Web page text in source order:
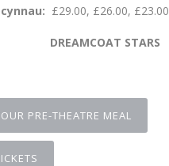
£29.00, £26.00, £23.00
DREAMCOAT STARS
PRE-THEATRE MEAL